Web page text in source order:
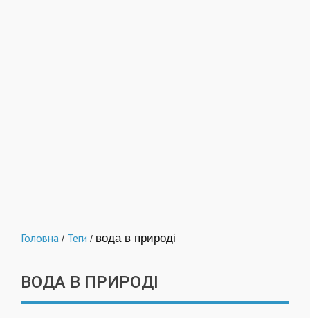
Головна / Теги / вода в природі
ВОДА В ПРИРОДІ